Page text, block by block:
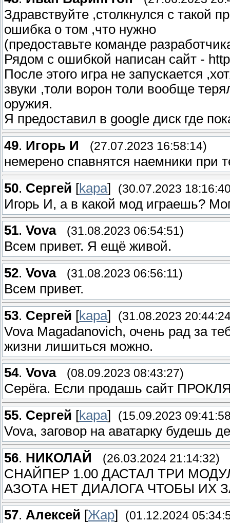
Здравствуйте ,столкнулся с такой
ошибка о том ,что нужно
(предоставьте команде
Рядом с ошибкой написан сайт -
После этого игра не запускается
звуки ,толи ворон толи вообще
оружия.
Я предоставил в google диск где
49. Игорь И (27.07.2023 16:58:14)
немерено спавнятся наемники при
50. Сергей [kapa] (30.07.2023
Игорь И, а в какой мод играешь?
51. Vova (31.08.2023 06:54:51)
Всем привет. Я ещё живой.
52. Vova (31.08.2023 06:56:11)
Всем привет.
53. Сергей [kapa] (31.08.2023
Vova Magadanovich, очень рад за
жизни лишиться можно.
54. Vova (08.09.2023 08:43:27)
Серёга. Если продашь сайт
55. Сергей [kapa] (15.09.2023
Vova, заговор на аватарку будешь
56. НИКОЛАЙ (26.03.2024 21:14:32)
СНАЙПЕР 1.00 ДАСТАЛ ТРИ
АЗОТА НЕТ ДИАЛОГА ЧТОБЫ ИХ
57. Алексей [Жар] (01.12.2024